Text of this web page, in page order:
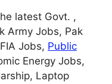
latest Govt. ,
Army Jobs, Pak
Jobs, Public
Energy Jobs,
Laptop